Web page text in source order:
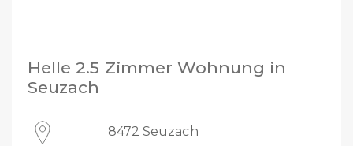
Helle 2.5 Zimmer Wohnung in
Seuzach
8472 Seuzach